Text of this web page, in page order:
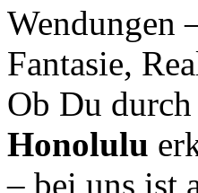
Wendungen
Fantasie,
Ob Du
Honolulu
– bei uns ist